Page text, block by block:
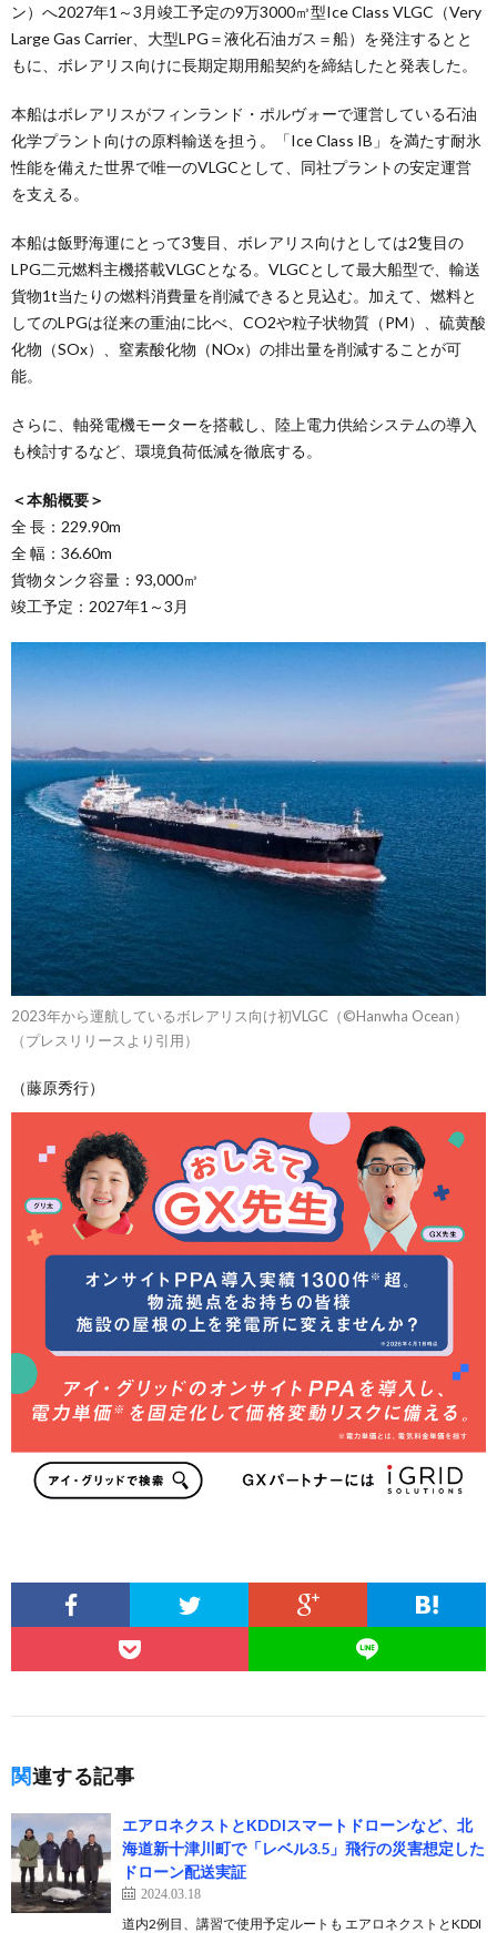
ン）へ2027年1～3月竣工予定の9万3000㎥型Ice Class VLGC（Very
Large Gas Carrier、大型LPG＝液化石油ガス＝船）を発注するとと
もに、ボレアリス向けに長期定期用船契約を締結したと発表した。
本船はボレアリスがフィンランド・ポルヴォーで運営している石油
化学プラント向けの原料輸送を担う。「Ice Class IB」を満たす耐氷
性能を備えた世界で唯一のVLGCとして、同社プラントの安定運営
を支える。
本船は飯野海運にとって3隻目、ボレアリス向けとしては2隻目の
LPG二元燃料主機搭載VLGCとなる。VLGCとして最大船型で、輸送
貨物1t当たりの燃料消費量を削減できると見込む。加えて、燃料と
してのLPGは従来の重油に比べ、CO2や粒子状物質（PM）、硫黄酸
化物（SOx）、窒素酸化物（NOx）の排出量を削減することが可
能。
さらに、軸発電機モーターを搭載し、陸上電力供給システムの導入
も検討するなど、環境負荷低減を徹底する。
＜本船概要＞
全 長：229.90m
全 幅：36.60m
貨物タンク容量：93,000㎥
竣工予定：2027年1～3月
2023年から運航しているボレアリス向け初VLGC（©Hanwha Ocean）
（プレスリリースより引用）
（藤原秀行）
関連する記事
エアロネクストとKDDIスマートドローンなど、北
海道新十津川町で「レベル3.5」飛行の災害想定した
ドローン配送実証
2024.03.18
道内2例目、講習で使用予定ルートも エアロネクストとKDDI